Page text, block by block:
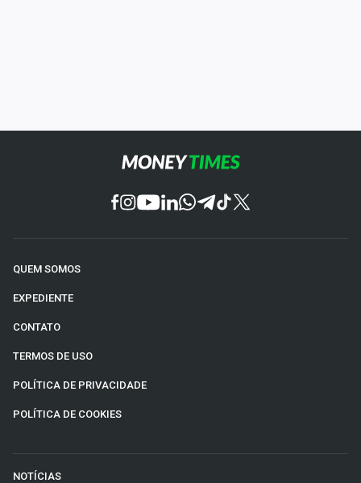
QUEM SOMOS
EXPEDIENTE
CONTATO
TERMOS DE USO
POLÍTICA DE PRIVACIDADE
POLÍTICA DE COOKIES
NOTÍCIAS